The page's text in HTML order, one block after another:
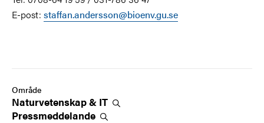
E-post: staffan.andersson@bioenv.gu.se
Område
Naturvetenskap & IT
Pressmeddelande